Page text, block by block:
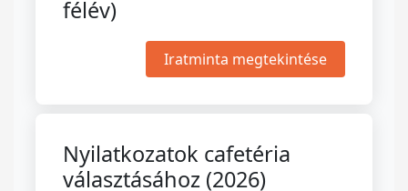
félév)
Iratminta megtekintése
Nyilatkozatok cafetéria
választásához (2026)